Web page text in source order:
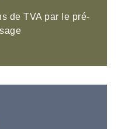
de TVA par le pré-